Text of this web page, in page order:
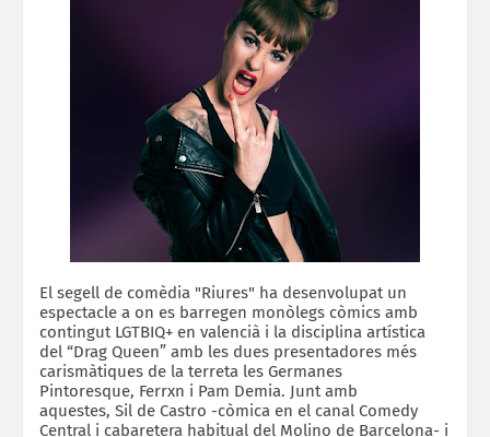
El segell de comèdia "Riures" ha desenvolupat un
espectacle a on es barregen monòlegs còmics amb
contingut LGTBIQ+ en valencià i la disciplina artística
del “Drag Queen” amb les dues presentadores més
carismàtiques de la terreta les Germanes
Pintoresque, Ferrxn i Pam Demia. Junt amb
aquestes, Sil de Castro -còmica en el canal Comedy
Central i cabaretera habitual del Molino de Barcelona- i